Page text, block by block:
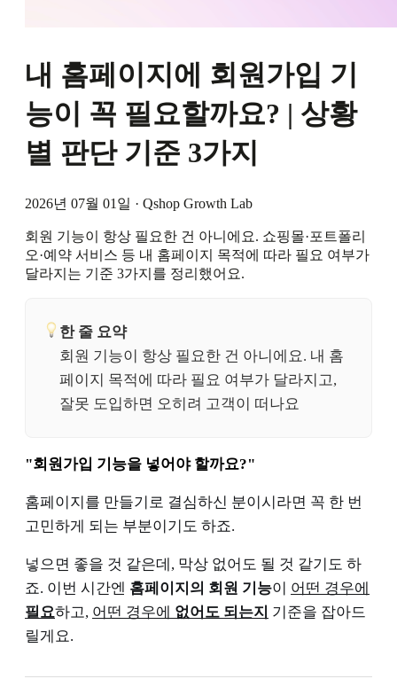
내 홈페이지에 회원가입 기
능이 꼭 필요할까요? | 상황
별 판단 기준 3가지
2026년 07월 01일 · Qshop Growth Lab
회원 기능이 항상 필요한 건 아니에요. 쇼핑몰·포트폴리
오·예약 서비스 등 내 홈페이지 목적에 따라 필요 여부가
달라지는 기준 3가지를 정리했어요.
한 줄 요약
회원 기능이 항상 필요한 건 아니에요. 내 홈
페이지 목적에 따라 필요 여부가 달라지고,
잘못 도입하면 오히려 고객이 떠나요
"회원가입 기능을 넣어야 할까요?"
홈페이지를 만들기로 결심하신 분이시라면 꼭 한 번
고민하게 되는 부분이기도 하죠.
넣으면 좋을 것 같은데, 막상 없어도 될 것 같기도 하
죠. 이번 시간엔 홈페이지의 회원 기능이 어떤 경우에
필요하고, 어떤 경우에 없어도 되는지 기준을 잡아드
릴게요.